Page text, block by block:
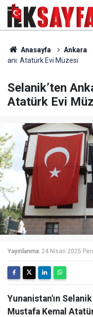
Anasayfa Ankara
anı: Atatürk Evi Müzesi
Selanik’ten
Atatürk Evi
Yayınlanma: 24 Nisan 2025
Yunanistan'ın
Mustafa Kemal